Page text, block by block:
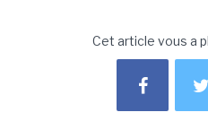
Cet article vous a